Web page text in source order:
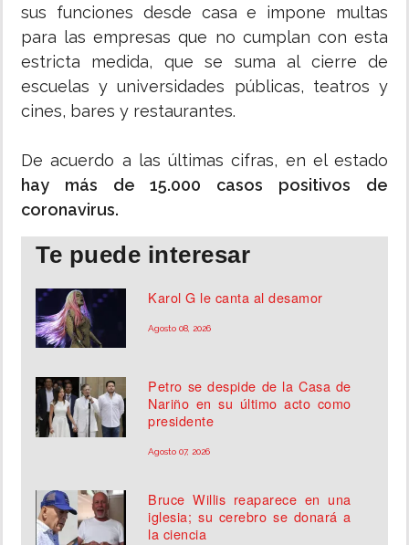
sus funciones desde casa e impone multas
para las empresas que no cumplan con esta
estricta medida, que se suma al cierre de
escuelas y universidades públicas, teatros y
cines, bares y restaurantes.
De acuerdo a las últimas cifras, en el estado
hay más de 15.000 casos positivos de
coronavirus.
Te puede interesar
Karol G le canta al desamor
Agosto 08, 2026
Petro se despide de la Casa de
Nariño en su último acto como
presidente
Agosto 07, 2026
Bruce Willis reaparece en una
iglesia; su cerebro se donará a
la ciencia